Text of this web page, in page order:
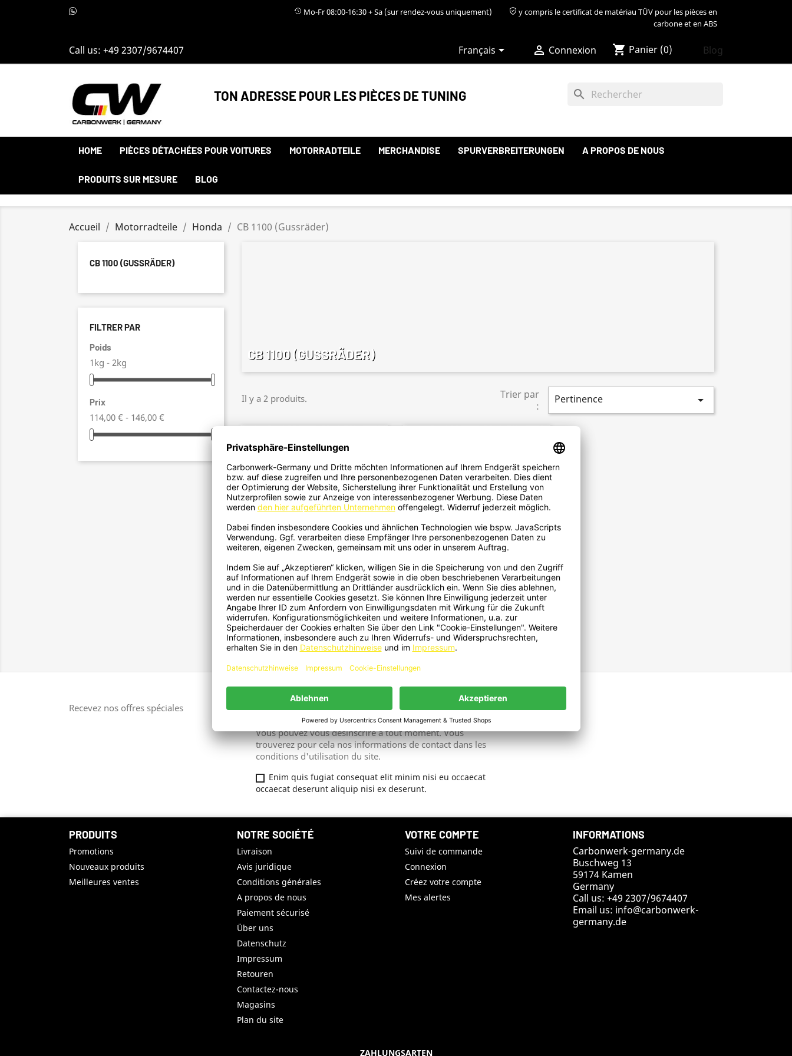
Mo-Fr 08:00-16:30 + Sa (sur rendez-vous uniquement)
y compris le certificat de matériau TÜV pour les pièces en
carbone et en ABS
Call us: +49 2307/9674407 Français  Connexion shopping_cart Panier (0) Blog
TON ADRESSE POUR LES PIÈCES DE TUNING search
HOME PIÈCES DÉTACHÉES POUR VOITURES MOTORRADTEILE MERCHANDISE SPURVERBREITERUNGEN A PROPOS DE NOUS
PRODUITS SUR MESURE BLOG
Accueil Motorradteile Honda CB 1100 (Gussräder)
CB 1100 (GUSSRÄDER)
FILTRER PAR
Poids
1kg - 2kg
Prix
114,00 € - 146,00 €
CB 1100 (GUSSRÄDER)
Il y a 2 produits.
Trier par
:
Pertinence 
114,29 €
Aperçu rapide
145,45 €
Aperçu rapide
Affichage 1-2 de 2 article(s)
Recevez nos offres spéciales
Vous pouvez vous désinscrire à tout moment. Vous
trouverez pour cela nos informations de contact dans les
conditions d'utilisation du site.
Enim quis fugiat consequat elit minim nisi eu occaecat
occaecat deserunt aliquip nisi ex deserunt.
PRODUITS
Promotions
Nouveaux produits
Meilleures ventes
NOTRE SOCIÉTÉ
Livraison
Avis juridique
Conditions générales
A propos de nous
Paiement sécurisé
Über uns
Datenschutz
Impressum
Retouren
Contactez-nous
Magasins
Plan du site
VOTRE COMPTE
Suivi de commande
Connexion
Créez votre compte
Mes alertes
INFORMATIONS
Carbonwerk-germany.de
Buschweg 13
59174 Kamen
Germany
Call us: +49 2307/9674407
Email us: info@carbonwerk-
germany.de
ZAHLUNGSARTEN